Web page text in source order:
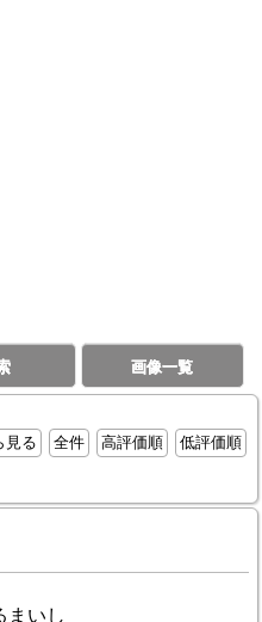
画像一覧
見る 全件 高評価順
低評価順
まいし